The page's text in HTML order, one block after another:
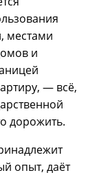
и
— всё,
дорожить.
опыт, даёт